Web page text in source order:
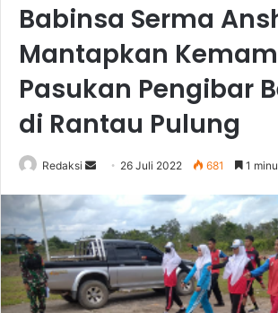
Babinsa Serma
Mantapkan
Pasukan Pengibar
di Rantau Pulung
Redaksi
Send
email
26 Juli 2022 681 1